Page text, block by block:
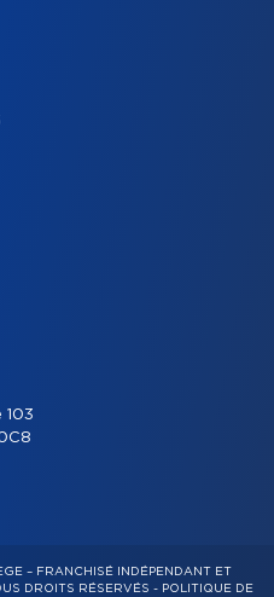
103
– FRANCHISÉ INDÉPENDANT ET
DROITS RÉSERVÉS - POLITIQUE DE